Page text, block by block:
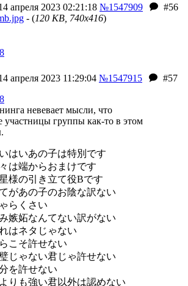
апреля 2023 02:21:18 №1547909
#56
- (120 KB, 740x416)
апреля 2023 11:29:04 №1547915
#57
невевает мысли, что
участницы группы как-то в этом
はいあの子は特別です
は端からおまけです
様の引き立て役Bです
があの子のお陰な訳ない
らくさい
嫉妬なんてない訳がない
はネタじゃない
こそ許せない
じゃない君じゃ許せない
を許せない
りも強い君以外は認めない